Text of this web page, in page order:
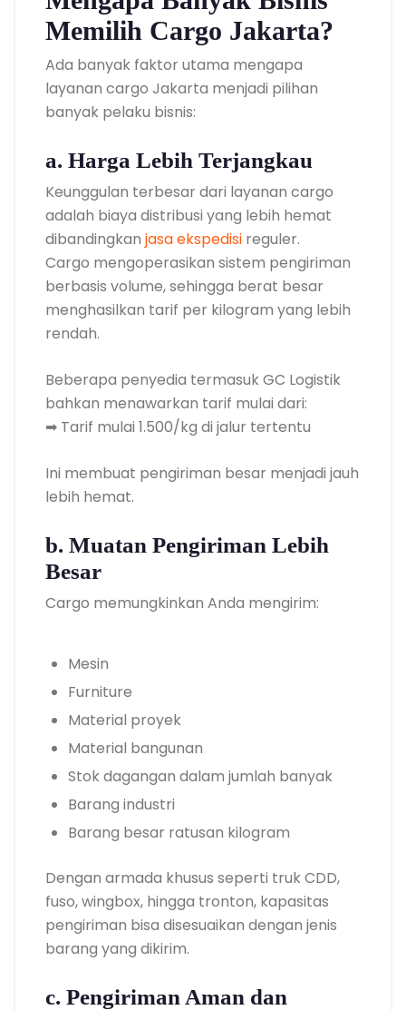
Memilih Cargo Jakarta?
Ada banyak faktor utama mengapa
layanan cargo Jakarta menjadi pilihan
banyak pelaku bisnis:
a. Harga Lebih Terjangkau
Keunggulan terbesar dari layanan cargo
adalah biaya distribusi yang lebih hemat
dibandingkan jasa ekspedisi reguler.
Cargo mengoperasikan sistem pengiriman
berbasis volume, sehingga berat besar
menghasilkan tarif per kilogram yang lebih
rendah.
Beberapa penyedia termasuk GC Logistik
bahkan menawarkan tarif mulai dari:
➡ Tarif mulai 1.500/kg di jalur tertentu
Ini membuat pengiriman besar menjadi jauh
lebih hemat.
b. Muatan Pengiriman Lebih
Besar
Cargo memungkinkan Anda mengirim:
Mesin
Furniture
Material proyek
Material bangunan
Stok dagangan dalam jumlah banyak
Barang industri
Barang besar ratusan kilogram
Dengan armada khusus seperti truk CDD,
fuso, wingbox, hingga tronton, kapasitas
pengiriman bisa disesuaikan dengan jenis
barang yang dikirim.
c. Pengiriman Aman dan